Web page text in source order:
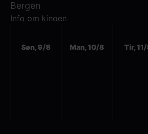
Bergen
Info om kinoen
Søn, 9/8 Man, 10/8 Tir,